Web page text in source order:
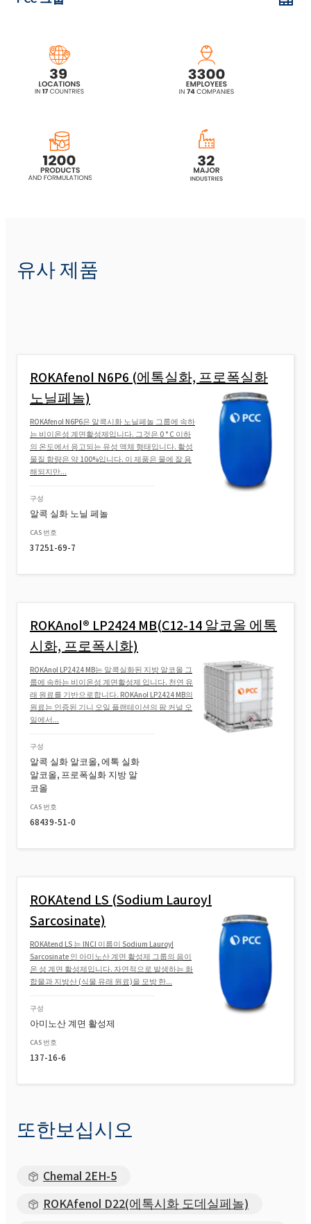
ROKAnol® L5P5 MB(C12-14 알코올 에톡시화,
프로폭시화)
ROKAnol® L7 MB (Laureth-7)
ROKAnol(Laureth-12)
ROKAnol(Laureth-9)
ROKAnol® L9R (Laureth-9)
유사 제품
ROKAfenol N6P6 (에톡실화, 프로폭실화
노닐페놀)
ROKAfenol N6P6은 알콕시화 노닐페놀 그룹에 속하
는 비이온성 계면활성제입니다. 그것은 0 ° C 이하
의 온도에서 응고되는 유성 액체 형태입니다. 활성
물질 함량은 약 100%입니다. 이 제품은 물에 잘 용
해되지만...
구성
알콕 실화 노닐 페놀
CAS 번호
37251-69-7
ROKAnol® LP2424 MB(C12-14 알코올 에톡
시화, 프로폭시화)
ROKAnol LP2424 MB는 알콕실화된 지방 알코올 그
룹에 속하는 비이온성 계면활성제 입니다. 천연 유
래 원료를 기반으로합니다. ROKAnol LP2424 MB의
원료는 인증된 기니 오일 플랜테이션의 팜 커널 오
일에서...
구성
알콕 실화 알코올, 에톡 실화
알코올, 프로폭실화 지방 알
코올
CAS 번호
68439-51-0
ROKAtend LS (Sodium Lauroyl
Sarcosinate)
ROKAtend LS 는 INCI 이름이 Sodium Lauroyl
Sarcosinate 인 아미노산 계면 활성제 그룹의 음이
온 성 계면 활성제입니다. 자연적으로 발생하는 화
합물과 지방산 (식물 유래 원료)을 모방 한...
구성
아미노산 계면 활성제
CAS 번호
137-16-6
또한보십시오
Chemal 2EH-5
ROKAfenol D22(에톡시화 도데실페놀)